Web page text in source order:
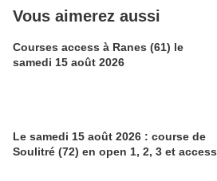
Vous aimerez aussi
Courses access à Ranes (61) le
samedi 15 août 2026
Le samedi 15 août 2026 : course de
Soulitré (72) en open 1, 2, 3 et access